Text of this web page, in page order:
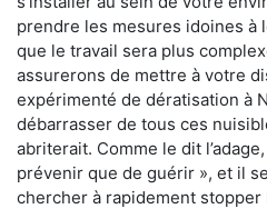
prendre les mesures idoines à
que le travail sera plus
assurerons de mettre à votre
expérimenté de dératisation à
débarrasser de tous ces
abriterait. Comme le dit
prévenir que de guérir », et il
chercher à rapidement